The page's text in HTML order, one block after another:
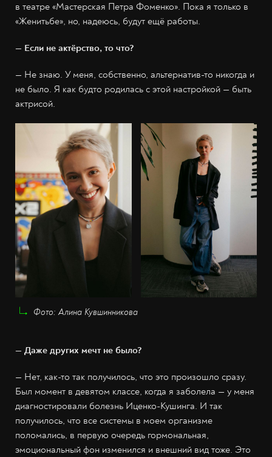
в театре «Мастерская Петра Фоменко». Пока я только в
«Женитьбе», но, надеюсь, будут ещё работы.
— Если не актёрство, то что?
— Не знаю. У меня, собственно, альтернатив-то никогда и
не было. Я как будто родилась с этой настройкой — быть
актрисой.
Фото: Алина Кувшинникова
— Даже других мечт не было?
— Нет, как-то так получилось, что это произошло сразу.
Был момент в девятом классе, когда я заболела — у меня
диагностировали болезнь Иценко-Кушинга. И так
получилось, что все системы в моем организме
поломались, в первую очередь гормональная,
эмоциональный фон изменился и внешний вид тоже. Это